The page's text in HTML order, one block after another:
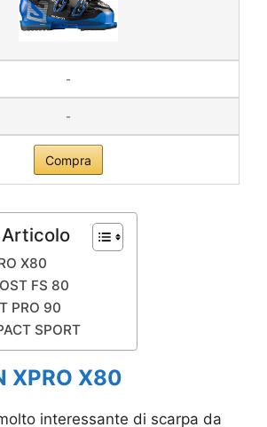
-
-
Compra
X80
FS 80
PRO 90
SPORT
XPRO X80
interessante di scarpa da